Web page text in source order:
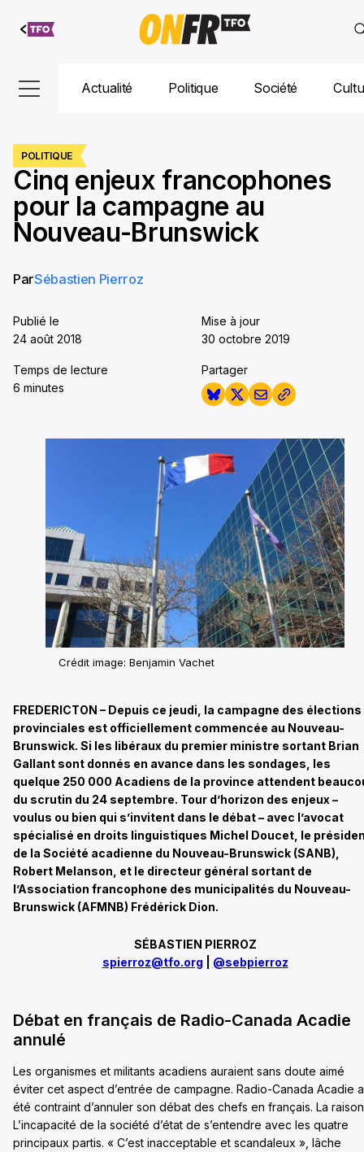
Aller au
contenu
Actualité Politique Société
POLITIQUE
Cinq enjeux francophones
pour la campagne au
Nouveau-Brunswick
ParSébastien Pierroz
Publié le
24 août 2018
Mise à jour
30 octobre 2019
Temps de lecture
6 minutes
Partager
Crédit image: Benjamin Vachet
FREDERICTON – Depuis ce jeudi, la campagne des élections
provinciales est officiellement commencée au Nouveau-
Brunswick. Si les libéraux du premier ministre sortant Brian
Gallant sont donnés en avance dans les sondages, les
quelque 250 000 Acadiens de la province attendent
du scrutin du 24 septembre. Tour d’horizon des enjeux –
voulus ou bien qui s’invitent dans le débat – avec l’avocat
spécialisé en droits linguistiques Michel Doucet, le
de la Société acadienne du Nouveau-Brunswick (SANB),
Robert Melanson, et le directeur général sortant de
l’Association francophone des municipalités du Nouveau-
Brunswick (AFMNB) Frédérick Dion.
SÉBASTIEN PIERROZ
spierroz@tfo.org
@sebpierroz
Débat en français de Radio-Canada Acadie
annulé
Les organismes et militants acadiens auraient sans doute aimé
éviter cet aspect d’entrée de campagne. Radio-Canada Acadie a
été contraint d’annuler son débat des chefs en français. La
L’incapacité de la société d’état de s’entendre avec les quatre
principaux partis. « C’est inacceptable et scandaleux », lâche